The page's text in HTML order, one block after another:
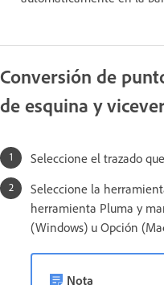
Conversión de
de esquina y
Seleccione el trazado
Seleccione la
herramienta Pluma y
(Windows) u Opción
Nota